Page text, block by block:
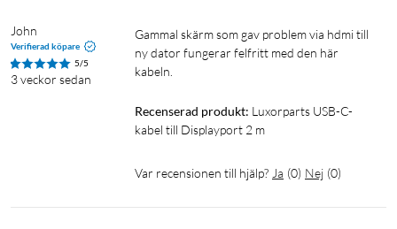
John
Verifierad köpare
5/5
3 veckor sedan
Gammal skärm som gav problem via hdmi till
ny dator fungerar felfritt med den här
kabeln.
Recenserad produkt: Luxorparts USB-C-
kabel till Displayport 2 m
Var recensionen till hjälp? Ja (0) Nej (0)